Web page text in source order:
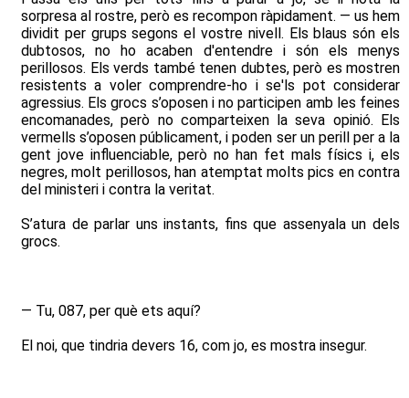
sorpresa al rostre, però es recompon ràpidament. — us hem
dividit per grups segons el vostre nivell. Els blaus són els
dubtosos, no ho acaben d'entendre i són els menys
perillosos. Els verds també tenen dubtes, però es mostren
resistents a voler comprendre-ho i se'ls pot considerar
agressius. Els grocs s’oposen i no participen amb les feines
encomanades, però no comparteixen la seva opinió. Els
vermells s’oposen públicament, i poden ser un perill per a la
gent jove influenciable, però no han fet mals físics i, els
negres, molt perillosos, han atemptat molts pics en contra
del ministeri i contra la veritat.
S’atura de parlar uns instants, fins que assenyala un dels
grocs.
— Tu, 087, per què ets aquí?
El noi, que tindria devers 16, com jo, es mostra insegur.